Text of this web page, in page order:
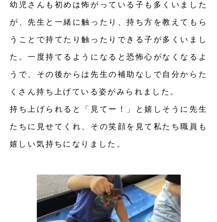
幼児さんも初めは怖がっている子も多くいました
が、先生と一緒に触ったり、持ち方を教えてもら
うことで持てたり触ったりできる子が多くいまし
た。一度持てるようになると恐怖心がなくなるよ
うで、その後からは先生の補助なしで自分からた
くさん持ち上げている姿がみられました。
持ち上げられると「見てー！」と嬉しそうに先生
たちに見せてくれ、その笑顔を見て私たち職員も
嬉しい気持ちになりました。